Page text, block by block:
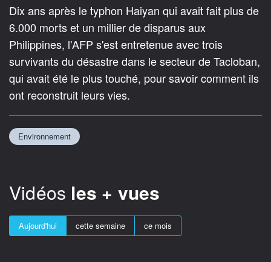
Dix ans après le typhon Haiyan qui avait fait plus de
6.000 morts et un millier de disparus aux
Philippines, l'AFP s'est entretenue avec trois
survivants du désastre dans le secteur de Tacloban,
qui avait été le plus touché, pour savoir comment ils
ont reconstruit leurs vies.
Environnement
Vidéos les + vues
Aujourd'hui cette semaine ce mois